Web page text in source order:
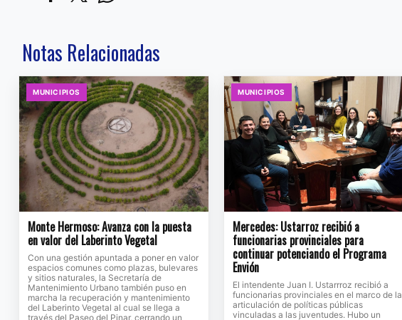
Notas Relacionadas
MUNICIPIOS
Monte Hermoso: Avanza con la puesta
en valor del Laberinto Vegetal
Con una gestión apuntada a poner en valor
espacios comunes como plazas, bulevares
y sitios naturales, la Secretaría de
Mantenimiento Urbano también puso en
marcha la recuperación y mantenimiento
del Laberinto Vegetal al cual se llega a
través del Paseo del Pinar, cerrando un
MUNICIPIOS
Mercedes: Ustarroz recibió a
funcionarias provinciales para
continuar potenciando el Programa
Envión
El intendente Juan I. Ustarrroz recibió a
funcionarias provinciales en el marco de la
articulación de políticas públicas
vinculadas a las juventudes. Hubo un